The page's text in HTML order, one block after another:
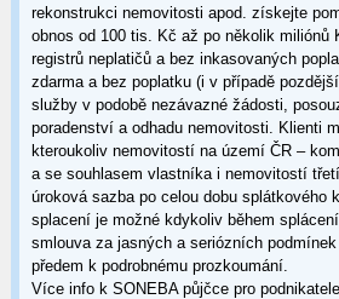
rekonstrukci nemovitosti apod. získejte
obnos od 100 tis. Kč až po několik miliónů
registrů neplatičů a bez inkasovaných
zdarma a bez poplatku (i v případě
služby v podobě nezávazné žádosti,
poradenství a odhadu nemovitosti. Klienti
kteroukoliv nemovitostí na území ČR –
a se souhlasem vlastníka i nemovitostí
úroková sazba po celou dobu splátkového
splacení je možné kdykoliv během
smlouva za jasných a seriózních
předem k podrobnému prozkoumání.
Více info k SONEBA půjčce pro